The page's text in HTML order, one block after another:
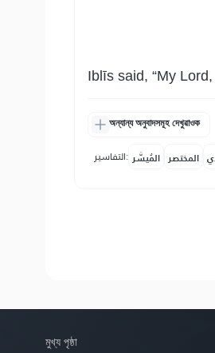
Iblīs said, “My
অন্যান্য অনুবাদসমূহ দেখুৱাওক
التفاسير: المُيسَّر المختصر
মুখ্য পৃষ্ঠা